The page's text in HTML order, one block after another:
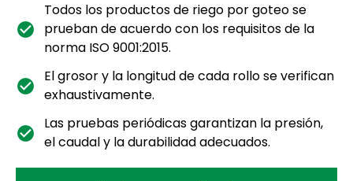
Todos los productos de riego por goteo se
prueban de acuerdo con los requisitos de la
norma ISO 9001:2015.
El grosor y la longitud de cada rollo se verifican
exhaustivamente.
Las pruebas periódicas garantizan la presión,
el caudal y la durabilidad adecuados.